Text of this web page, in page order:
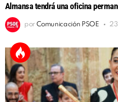
Almansa tendrá una oficina
por Comunicación PSOE